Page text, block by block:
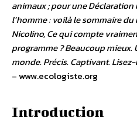
animaux ; pour une
l’homme : voilà le sommaire
Nicolino, Ce qui compte
programme ? Beaucoup mieux.
monde. Précis. Captivant.
– www.ecologiste.org
Introduction